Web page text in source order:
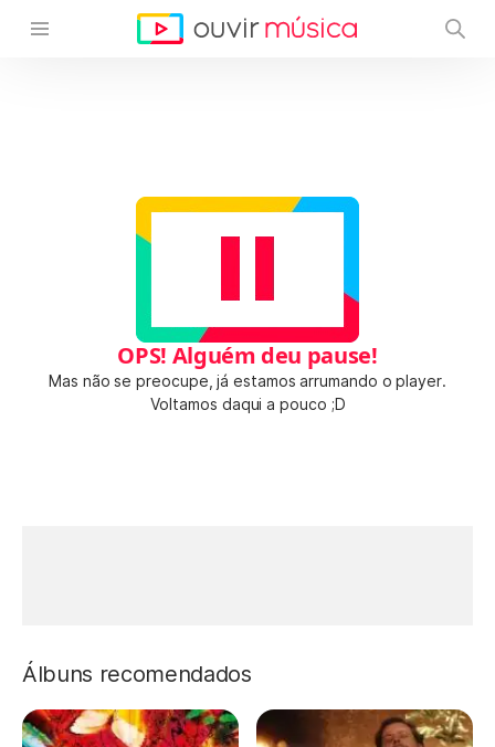
OPS! Alguém deu pause!
Mas não se preocupe, já estamos arrumando o player.
Voltamos daqui a pouco ;D
Álbuns recomendados